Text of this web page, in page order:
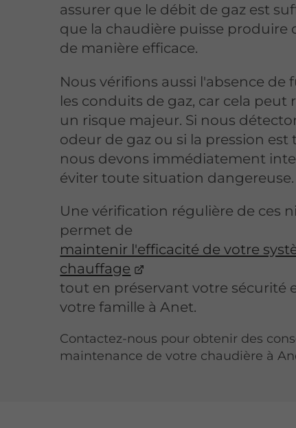
assurer que le débit de gaz est
que la chaudière puisse produire
de manière efficace.
Nous vérifions aussi l'absence de
les conduits de gaz, car cela peut
un risque majeur. Si nous
odeur de gaz ou si la pression est
nous devons immédiatement
éviter toute situation dangereuse.
Une vérification régulière de ces
permet de
maintenir l'efficacité de votre
chauffage
tout en préservant votre sécurité
votre famille à Anet.
Contactez-nous pour obtenir des
maintenance de votre chaudière à